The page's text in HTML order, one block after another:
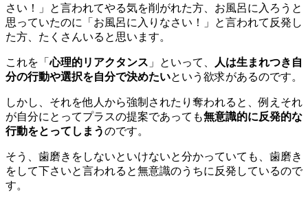
さい！」と言われてやる気を削がれた方、お風呂に入ろうと
思っていたのに「お風呂に入りなさい！」と言われて反発し
た方、たくさんいると思います。
これを「心理的リアクタンス 」といって、
人は生まれつき自
分の行動や選択を自分で決めたいという欲求があるのです。
しかし、それを他人から強制されたり奪われると、例えそれ
が自分にとってプラスの提案であっても無意識的に反発的な
行動をとってしまうのです。
そう、歯磨きをしないといけないと分かっていても、歯磨き
をして下さいと言われると無意識のうちに反発しているので
す。